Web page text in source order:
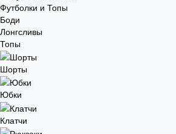
Футболки и Топы
Боди
Лонгсливы
Топы
Шорты
Юбки
Клатчи